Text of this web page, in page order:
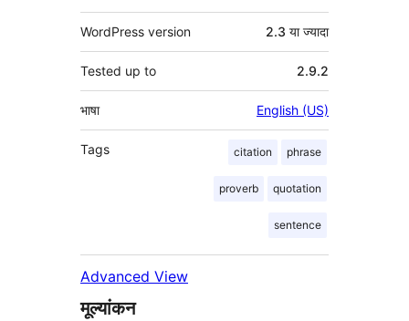
WordPress version 2.3 या ज्यादा
Tested up to 2.9.2
भाषा English (US)
Tags citation phrase
proverb quotation
sentence
Advanced View
मूल्यांकन